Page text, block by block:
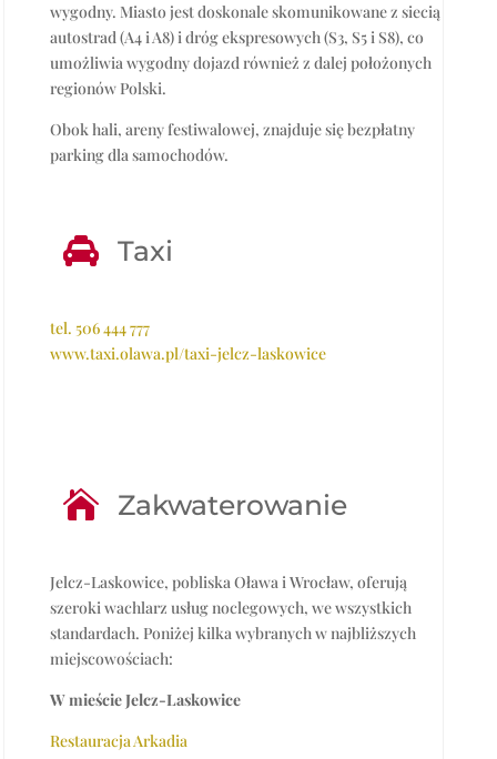
wygodny. Miasto jest doskonale skomunikowane z siecią
autostrad (A4 i A8) i dróg ekspresowych (S3, S5 i S8), co
umożliwia wygodny dojazd również z dalej położonych
regionów Polski.
Obok hali, areny festiwalowej, znajduje się bezpłatny
parking dla samochodów.
 Taxi
tel. 506 444 777
www.taxi.olawa.pl/taxi-jelcz-laskowice
 Zakwaterowanie
Jelcz-Laskowice, pobliska Oława i Wrocław, oferują
szeroki wachlarz usług noclegowych, we wszystkich
standardach. Poniżej kilka wybranych w najbliższych
miejscowościach:
W mieście Jelcz-Laskowice
Restauracja Arkadia